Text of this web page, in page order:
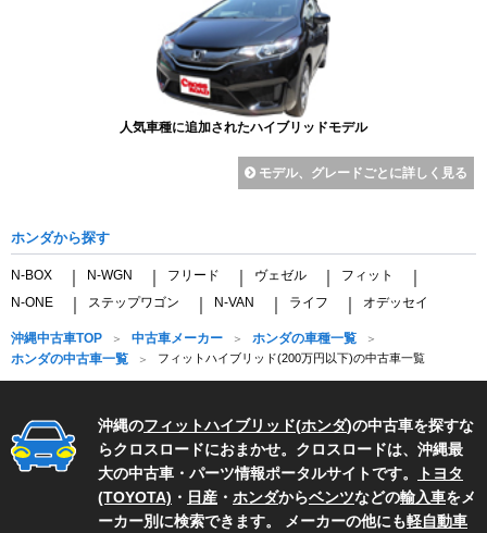
人気車種に追加されたハイブリッドモデル
モデル、グレードごとに詳しく見る
ホンダから探す
N-BOX N-WGN フリード ヴェゼル フィット
N-ONE ステップワゴン N-VAN ライフ オデッセイ
沖縄中古車TOP 中古車メーカー
ホンダの車種一覧
ホンダの中古車一覧
フィットハイブリッド(200万円以下)の中古車一覧
沖縄のフィットハイブリッド(ホンダ)の中古車を探すな
らクロスロードにおまかせ。クロスロードは、沖縄最
大の中古車・パーツ情報ポータルサイトです。
トヨタ
(TOYOTA) ・ 日産 ・ ホンダからベンツなどの輸入車をメ
ーカー別に検索できます。 メーカーの他にも軽自動車